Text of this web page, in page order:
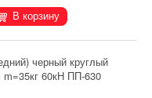
В корзину
черный круглый
60кН ПП-630